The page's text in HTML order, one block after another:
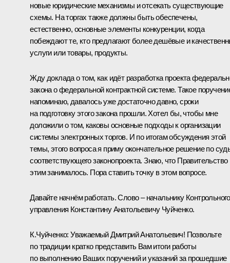
новые юридические механизмы и отсекать существующие
схемы. На торгах также должны быть обеспечены,
естественно, основные элементы конкуренции, когда
побеждают те, кто предлагают более дешёвые и
услуги или товары, продукты.
Жду доклада о том, как идёт разработка проекта
закона о федеральной контрактной системе. Такое
напоминаю, давалось уже достаточно давно, сроки
на подготовку этого закона прошли. Хотел бы, чтобы мне
доложили о том, каковы основные подходы к организации
системы электронных торгов. И по итогам обсуждения этой
темы, этого вопроса я приму окончательное решение по
соответствующего законопроекта. Знаю, что Правительство
этим занималось. Пора ставить точку в этом вопросе.
Давайте начнём работать. Слово – начальнику Контрольного
управления Константину Анатольевичу Чуйченко.
К.Чуйченко: Уважаемый Дмитрий Анатольевич! Позвольте
по традиции кратко представить Вам итоги работы
по выполнению Ваших поручений и указаний за прошедшие